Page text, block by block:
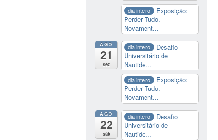
dia inteiro
Exposição:
Perder Tudo.
Novament...
AGO
21
sex
dia inteiro
Desafio
Universitário de
Nautide...
dia inteiro
Exposição:
Perder Tudo.
Novament...
AGO
22
sáb
dia inteiro
Desafio
Universitário de
Nautide...